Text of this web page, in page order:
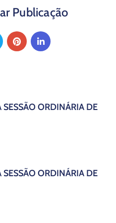
Publicação
ORDINÁRIA DE
ORDINÁRIA DE